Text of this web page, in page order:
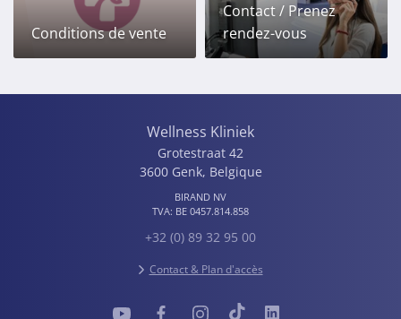
Conditions de vente
Contact / Prenez
rendez-vous
Wellness Kliniek
Grotestraat 42
3600 Genk, Belgique
BIRAND NV
TVA: BE 0457.814.858
+32 (0) 89 32 95 00
Contact & Plan d'accès